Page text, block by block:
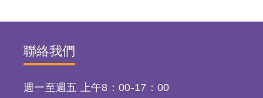
聯絡我們
週一至週五 上午8：00-17：00